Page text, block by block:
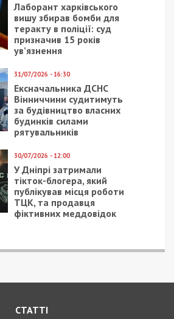
Лаборант харківського
вишу збирав бомби для
теракту в поліції: суд
призначив 15 років
ув’язнення
31/07/2026 - 16:30
Ексначальника ДСНС
Вінниччини судитимуть
за будівництво власних
будинків силами
рятувальників
30/07/2026 - 12:00
У Дніпрі затримали
тікток-блогера, який
публікував місця роботи
ТЦК, та продавця
фіктивних меддовідок
СТАТТІ